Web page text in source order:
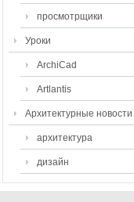
просмотрщики
Уроки
ArchiCad
Artlantis
Архитектурные новости
архитектура
дизайн